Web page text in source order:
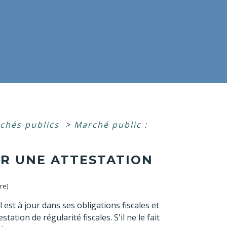
publics > Marché public :
UNE ATTESTATION
à jour dans ses obligations fiscales et
de régularité fiscales. S'il ne le fait